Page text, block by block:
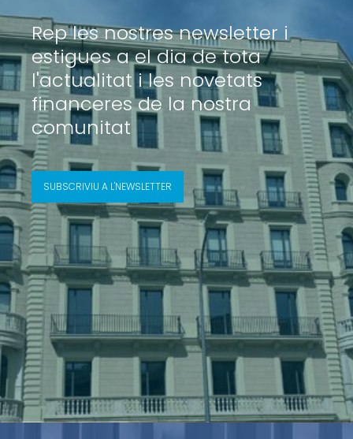
Rep les nostres newsletter i
estigues a el dia de tota
l'actualitat i les novetats
financeres de la nostra
comunitat
SUBSCRIVIU A L'NEWSLETTER